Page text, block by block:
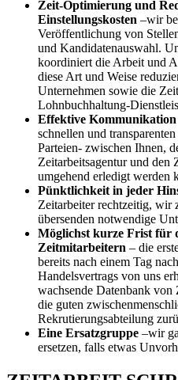
Zeit-Optimierung und
Einstellungskosten –wir
Veröffentlichung von
und Kandidatenauswahl.
koordiniert die Arbeit und
diese Art und Weise
Unternehmen sowie die
Lohnbuchhaltung-
Effektive Kommunikation
schnellen und
Parteien- zwischen Ihnen,
Zeitarbeitsagentur und den
umgehend erledigt werden
Pünktlichkeit in jeder
Zeitarbeiter rechtzeitig, wir
übersenden notwendige
Möglichst kurze Frist für
Zeitmitarbeitern – die
bereits nach einem Tag
Handelsvertrags von uns
wachsende Datenbank
die guten
Rekrutierungsabteilung
Eine Ersatzgruppe –wir
ersetzen, falls etwas